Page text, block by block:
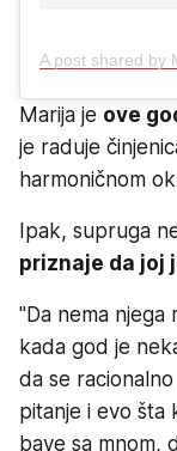
Marija je ove
je raduje
harmoničnom
Ipak, supruga
priznaje da joj
"Da nema njega
kada god je
da se
pitanje i evo šta
bave sa mnom,